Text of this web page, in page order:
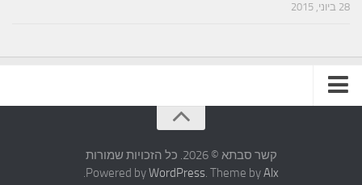
28 ביוני, 2015
קשר סבתא © 2026. כל הזכויות שמורות
Powered byWordPress. Theme byAlx
.